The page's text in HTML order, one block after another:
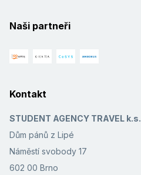
Naši partneři
Kontakt
STUDENT AGENCY TRAVEL k.s.
Dům pánů z Lipé
Náměstí svobody 17
602 00 Brno